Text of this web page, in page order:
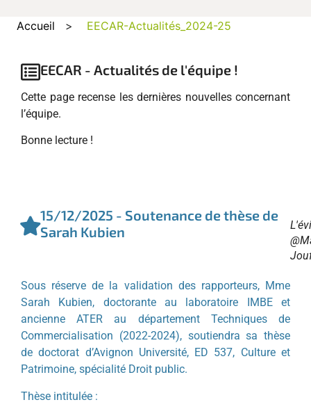
Accueil > EECAR-Actualités_2024-25
EECAR - Actualités de l'équipe !
Cette page recense les dernières nouvelles concernant
l’équipe.
Bonne lecture !
15/12/2025 - Soutenance de thèse de
Sarah Kubien
Sous réserve de la validation des rapporteurs, Mme
Sarah Kubien, doctorante au laboratoire IMBE et
ancienne ATER au département Techniques de
Commercialisation (2022-2024), soutiendra sa thèse
de doctorat d’Avignon Université, ED 537, Culture et
Patrimoine, spécialité Droit public.
Thèse intitulée :